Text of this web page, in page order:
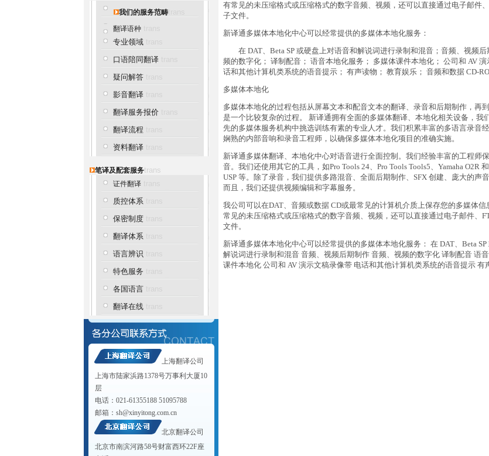
我们的服务范畴
翻译语种
专业领域
口语陪同翻译
疑问解答
影音翻译
翻译服务报价
翻译流程
资料翻译
笔译及配套服务trans
证件翻译
质控体系
保密制度
翻译体系
语言辨识
特色服务
各国语言
翻译在线
上海翻译公司
上海市陆家浜路1378号万事利大厦10
层
电话：021-61355188 51095788
邮箱： sh@xinyitong.com.cn
北京翻译公司
北京市南滨河路58号财富西环22F座
有常见的未压缩格式或压缩格式的数字音频、视频，还可以直接通过电子邮件
子文件。
新译通多媒体本地化中心可以经常提供的多媒体本地化服务：
在 DAT、Beta SP 或硬盘上对语音和解说词进行录制和混音；音频、视频后
频的数字化； 译制配音； 语音本地化服务； 多媒体课件本地化； 公司和 AV
话和其他计算机类系统的语音提示； 有声读物； 教育娱乐； 音频和数据 CD-
多媒体本地化
多媒体本地化的过程包括从屏幕文本和配音文本的翻译、录音和后期制作，再
是一个比较复杂的过程。 新译通拥有全面的多媒体翻译、本地化相关设备，我
先的多媒体服务机构中挑选训练有素的专业人才。我们积累丰富的多语言录音
娴熟的内部音响和录音工程师，以确保多媒体本地化项目的准确实施。
新译通多媒体翻译、本地化中心对语音进行全面控制。我们经验丰富的工程师
音。我们还使用其它的工具，如Pro Tools 24、Pro Tools Tools5、Yamaha O2R
USP 等。除了录音，我们提供多路混音、全面后期制作、SFX 创建、庞大的声
而且，我们还提供视频编辑和字幕服务。
我公司可以在DAT、音频或数据 CD或最常见的计算机介质上保存您的多媒体
常见的未压缩格式或压缩格式的数字音频、视频，还可以直接通过电子邮件、
文件。
新译通多媒体本地化中心可以经常提供的多媒体本地化服务： 在 DAT、Beta
解说词进行录制和混音 音频、视频后期制作 音频、视频的数字化 译制配音 语
课件本地化 公司和 AV 演示文稿录像带 电话和其他计算机类系统的语音提示 有